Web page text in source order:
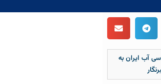
آب ایران به